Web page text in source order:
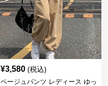
¥3,580 (税込)
ベージュパンツ レディース ゆっ